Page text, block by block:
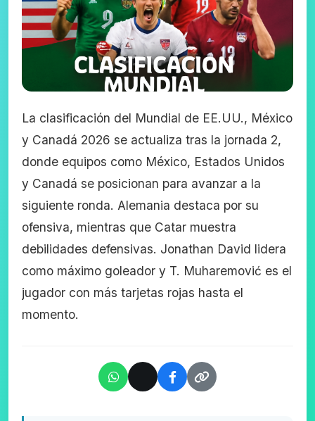
La clasificación del Mundial de EE.UU., México
y Canadá 2026 se actualiza tras la jornada 2,
donde equipos como México, Estados Unidos
y Canadá se posicionan para avanzar a la
siguiente ronda. Alemania destaca por su
ofensiva, mientras que Catar muestra
debilidades defensivas. Jonathan David lidera
como máximo goleador y T. Muharemović es el
jugador con más tarjetas rojas hasta el
momento.